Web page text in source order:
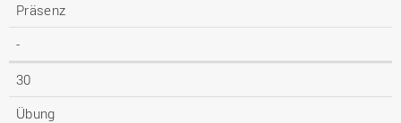
Präsenz
-
30
Übung